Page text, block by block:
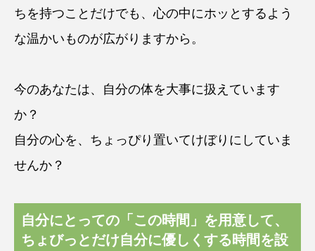
ちを持つことだけでも、心の中にホッとするよう
な温かいものが広がりますから。
今のあなたは、自分の体を大事に扱えています
か？
自分の心を、ちょっぴり置いてけぼりにしていま
せんか？
自分にとっての「この時間」を用意して、
ちょびっとだけ自分に優しくする時間を設